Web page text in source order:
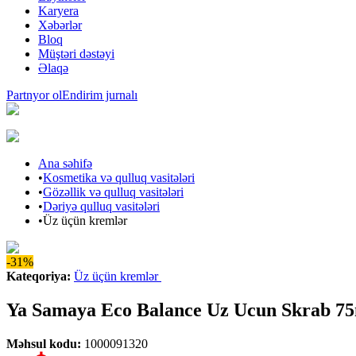
Karyera
Xəbərlər
Bloq
Müştəri dəstəyi
Əlaqə
Partnyor olEndirim jurnalı
Ana səhifə
•Kosmetika və qulluq vasitələri
•Gözəllik və qulluq vasitələri
•Dəriyə qulluq vasitələri
•Üz üçün kremlər
-31%
Kateqoriya: Üz üçün kremlər
Ya Samaya Eco Balance Uz Ucun Skrab
Məhsul kodu: 1000091320